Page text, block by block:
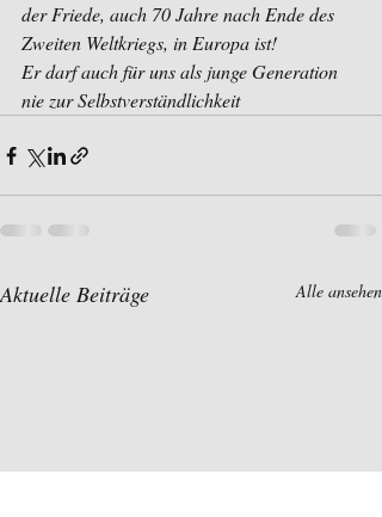
der Friede, auch 70 Jahre nach Ende des
Zweiten Weltkriegs, in Europa ist!
Er darf auch für uns als junge Generation
nie zur Selbstverständlichkeit
Aktuelle Beiträge Alle ansehen